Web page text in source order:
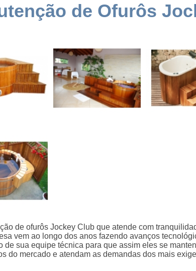
de Ofurôs
de ofurôs Jockey Club que atende com
vem ao longo dos anos fazendo avanços
de sua equipe técnica para que assim eles se
do mercado e atendam as demandas dos mais